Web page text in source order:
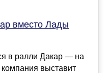
вместо Лады
в ралли Дакар — на
выставит